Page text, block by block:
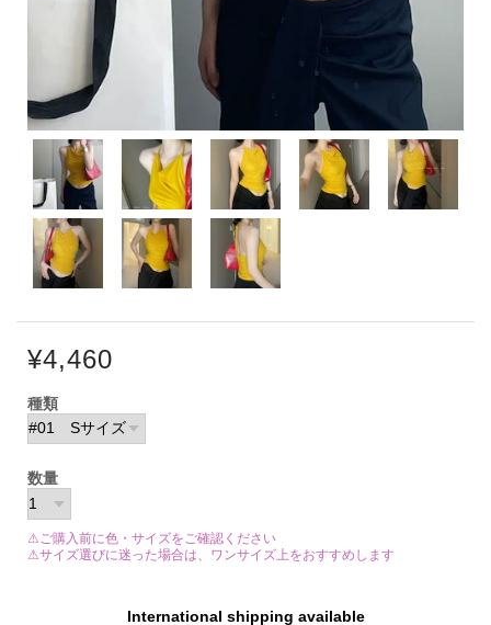
¥4,460
種類
数量
⚠ご購入前に色・サイズをご確認ください
⚠サイズ選びに迷った場合は、ワンサイズ上をおすすめします
International shipping available